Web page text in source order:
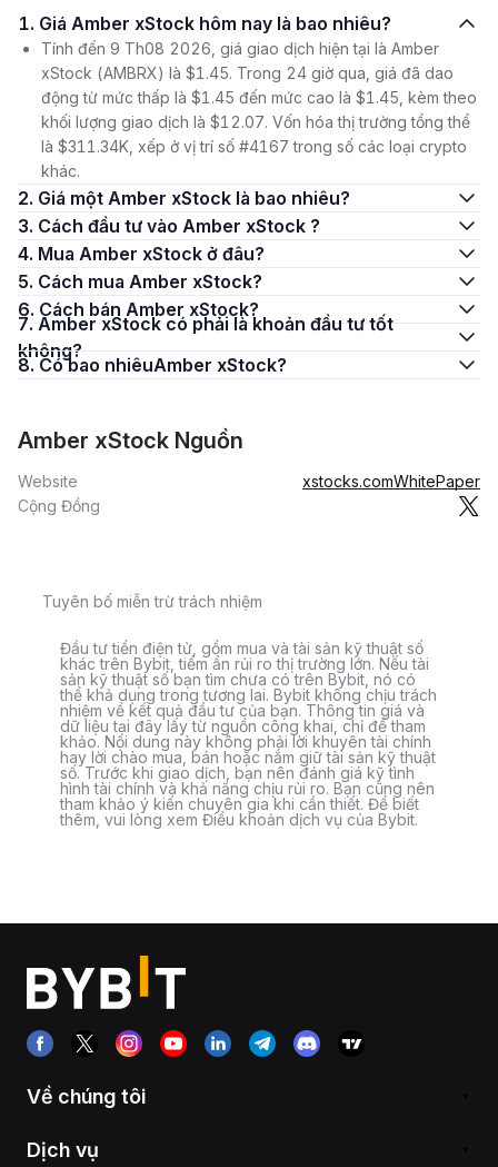
1. Giá Amber xStock hôm nay là bao nhiêu?
Tính đến 9 Th08 2026, giá giao dịch hiện tại là Amber
xStock (AMBRX) là $1.45. Trong 24 giờ qua, giá đã dao
động từ mức thấp là $1.45 đến mức cao là $1.45, kèm theo
khối lượng giao dịch là $12.07. Vốn hóa thị trường tổng thể
là $311.34K, xếp ở vị trí số #4167 trong số các loại crypto
khác.
2. Giá một Amber xStock là bao nhiêu?
3. Cách đầu tư vào Amber xStock ?
4. Mua Amber xStock ở đâu?
5. Cách mua Amber xStock?
6. Cách bán Amber xStock?
7. Amber xStock có phải là khoản đầu tư tốt
không?
8. Có bao nhiêuAmber xStock?
Amber xStock Nguồn
Website xstocks.comWhitePaper
Cộng Đồng
Tuyên bố miễn trừ trách nhiệm
Đầu tư tiền điện tử, gồm mua và tài sản kỹ thuật số
khác trên Bybit, tiềm ẩn rủi ro thị trường lớn. Nếu tài
sản kỹ thuật số bạn tìm chưa có trên Bybit, nó có
thể khả dụng trong tương lai. Bybit không chịu trách
nhiệm về kết quả đầu tư của bạn. Thông tin giá và
dữ liệu tại đây lấy từ nguồn công khai, chỉ để tham
khảo. Nội dung này không phải lời khuyên tài chính
hay lời chào mua, bán hoặc nắm giữ tài sản kỹ thuật
số. Trước khi giao dịch, bạn nên đánh giá kỹ tình
hình tài chính và khả năng chịu rủi ro. Bạn cũng nên
tham khảo ý kiến chuyên gia khi cần thiết. Để biết
thêm, vui lòng xem Điều khoản dịch vụ của Bybit.
Về chúng tôi
Dịch vụ